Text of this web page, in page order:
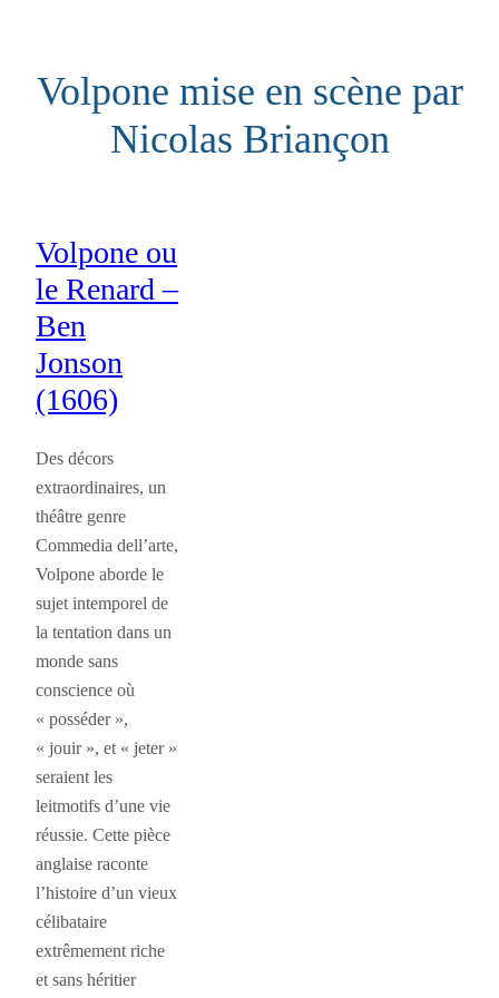
contenu
Volpone mise en scène par
Nicolas Briançon
Volpone ou
le Renard –
Ben
Jonson
(1606)
Des décors
extraordinaires, un
théâtre genre
Commedia dell’arte,
Volpone aborde le
sujet intemporel de
la tentation dans un
monde sans
conscience où
« posséder »,
« jouir », et « jeter »
seraient les
leitmotifs d’une vie
réussie. Cette pièce
anglaise raconte
l’histoire d’un vieux
célibataire
extrêmement riche
et sans héritier